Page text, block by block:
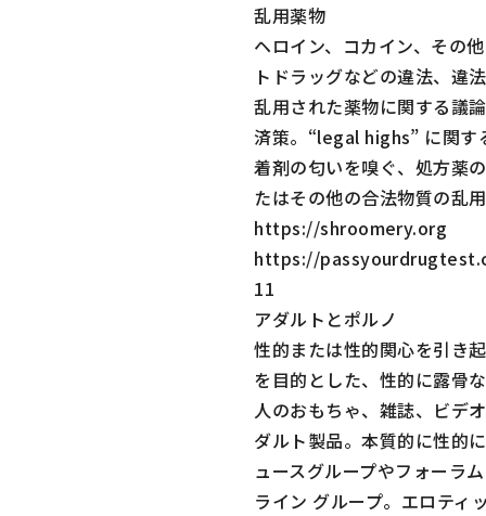
乱用薬物
ヘロイン、コカイン、その
トドラッグなどの違法、違
乱用された薬物に関する議
済策。“legal highs” に関す
着剤の匂いを嗅ぐ、処方薬
たはその他の合法物質の乱
https://shroomery.org
https://
11
アダルトとポルノ
性的または性的関心を引き
を目的とした、性的に露骨
人のおもちゃ、雑誌、ビデ
ダルト製品。本質的に性的
ュースグループやフォーラ
ライン グループ。エロティ